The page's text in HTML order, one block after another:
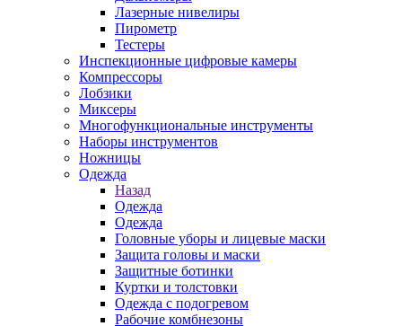
Лазерные нивелиры
Пирометр
Тестеры
Инспекционные цифровые камеры
Компрессоры
Лобзики
Миксеры
Многофункциональные инструменты
Наборы инструментов
Ножницы
Одежда
Назад
Одежда
Одежда
Головные уборы и лицевые маски
Защита головы и маски
Защитные ботинки
Куртки и толстовки
Одежда с подогревом
Рабочие комбнезоны